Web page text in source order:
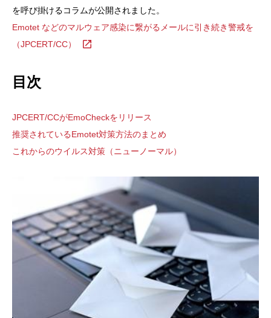
を呼び掛けるコラムが公開されました。
Emotet などのマルウェア感染に繋がるメールに引き続き警戒を
（JPCERT/CC）
目次
JPCERT/CCがEmoCheckをリリース
推奨されているEmotet対策方法のまとめ
これからのウイルス対策（ニューノーマル）